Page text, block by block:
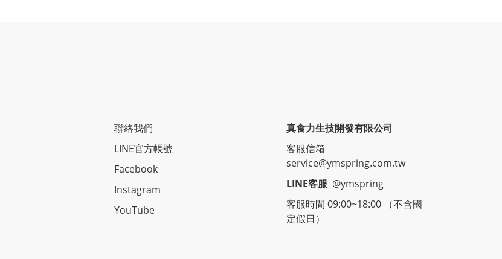
聯絡我們
LINE官方帳號
Facebook
Instagram
YouTube
真食力生技開發有限公司
客服信箱
service@ymspring.com.tw
LINE客服 @ymspring
客服時間 09:00~18:00 （不含國
定假日）